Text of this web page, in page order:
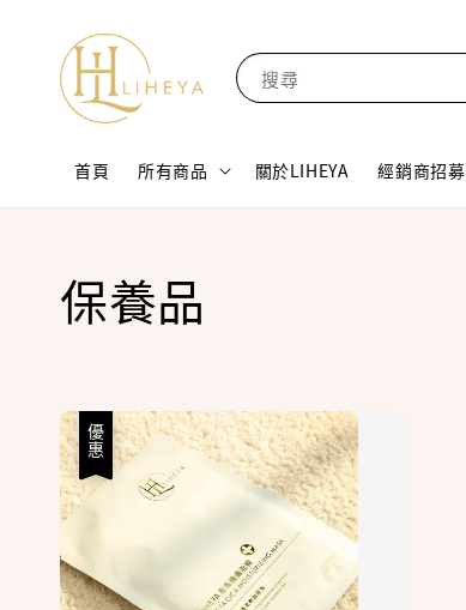
搜尋
首頁 所有商品 關於LIHEYA 經銷商招募
保養品
優惠